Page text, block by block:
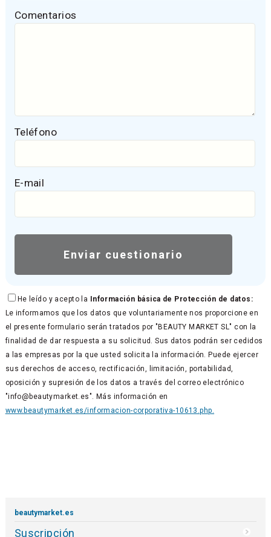
Comentarios
Teléfono
E-mail
He leído y acepto la Información básica de Protección de datos:
Le informamos que los datos que voluntariamente nos proporcione en
el presente formulario serán tratados por "BEAUTY MARKET SL" con la
finalidad de dar respuesta a su solicitud. Sus datos podrán ser cedidos
a las empresas por la que usted solicita la información. Puede ejercer
sus derechos de acceso, rectificación, limitación, portabilidad,
oposición y supresión de los datos a través del correo electrónico
"info@beautymarket.es". Más información en
www.beautymarket.es/informacion-corporativa-10613.php.
beautymarket.es
Suscripción